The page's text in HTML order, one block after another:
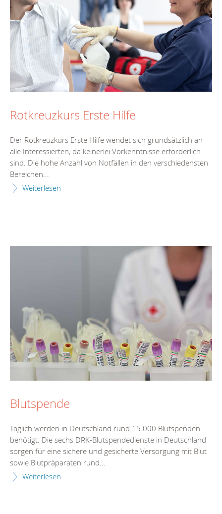
Rotkreuzkurs Erste Hilfe
Der Rotkreuzkurs Erste Hilfe wendet sich grundsätzlich an
alle Interessierten, da keinerlei Vorkenntnisse erforderlich
sind. Die hohe Anzahl von Notfällen in den verschiedensten
Bereichen...
Weiterlesen
Blutspende
Täglich werden in Deutschland rund 15.000 Blutspenden
benötigt. Die sechs DRK-Blutspendedienste in Deutschland
sorgen für eine sichere und gesicherte Versorgung mit Blut
sowie Blutpräparaten rund...
Weiterlesen